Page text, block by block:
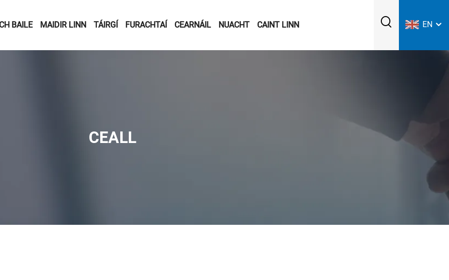
BAILE MAIDIR LINN TÁIRGÍ FURACHTAÍ CEARNÁIL NUACHT CAINT LINN EN
CEALL